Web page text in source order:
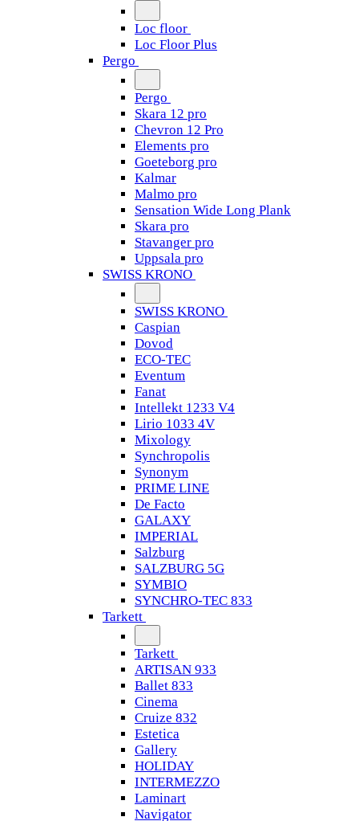
Loc floor
Loc Floor Plus
Pergo
Pergo
Skara 12 pro
Chevron 12 Pro
Elements pro
Goeteborg pro
Kalmar
Malmo pro
Sensation Wide Long Plank
Skara pro
Stavanger pro
Uppsala pro
SWISS KRONO
SWISS KRONO
Caspian
Dovod
ECO-TEC
Eventum
Fanat
Intellekt 1233 V4
Lirio 1033 4V
Mixology
Synchropolis
Synonym
PRIME LINE
De Facto
GALAXY
IMPERIAL
Salzburg
SALZBURG 5G
SYMBIO
SYNCHRO-TEC 833
Tarkett
Tarkett
ARTISAN 933
Ballet 833
Cinema
Cruize 832
Estetica
Gallery
HOLIDAY
INTERMEZZO
Laminart
Navigator